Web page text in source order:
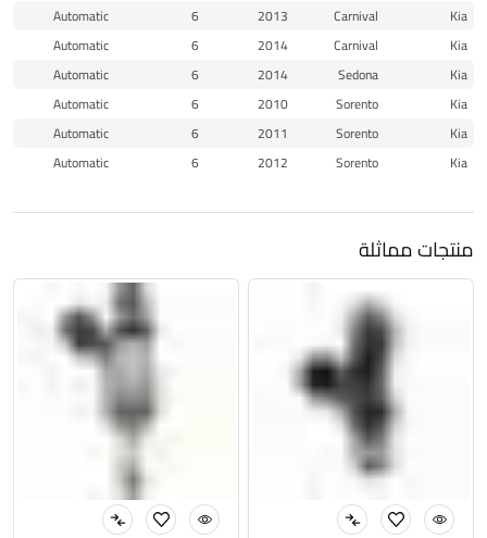
Kia
Carnival
2013
6
Automatic
Kia
Carnival
2014
6
Automatic
Kia
Sedona
2014
6
Automatic
Kia
Sorento
2010
6
Automatic
Kia
Sorento
2011
6
Automatic
Kia
Sorento
2012
6
Automatic
منتجات مماثلة